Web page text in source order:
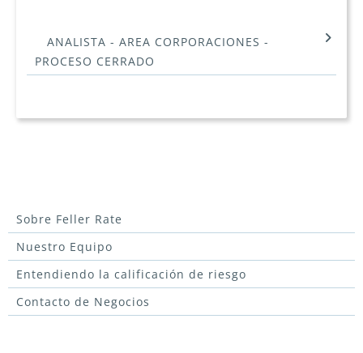
ANALISTA - AREA CORPORACIONES -
PROCESO CERRADO
Sobre Feller Rate
Nuestro Equipo
Entendiendo la calificación de riesgo
Contacto de Negocios